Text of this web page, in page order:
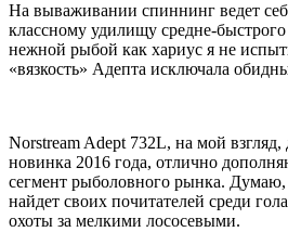
На вываживании спиннинг ведет
классному удилищу средне-быстрого
нежной рыбой как хариус я не
«вязкость» Адепта исключала
Norstream Adept 732L, на мой
новинка 2016 года, отлично
сегмент рыболовного рынка. Думаю,
найдет своих почитателей среди
охоты за мелкими лососевыми.